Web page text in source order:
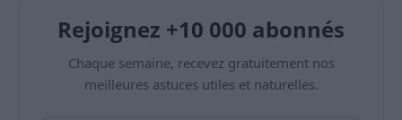
Rejoignez +10 000 abonnés
Chaque semaine, recevez gratuitement nos
meilleures astuces utiles et naturelles.